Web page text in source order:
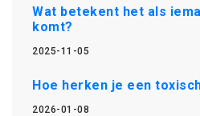
Wat betekent het als
komt?
2025-11-05
Hoe herken je een
2026-01-08